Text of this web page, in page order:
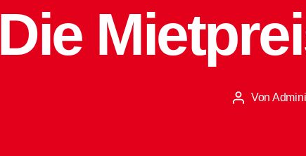
Die
Beitragsautor
Von